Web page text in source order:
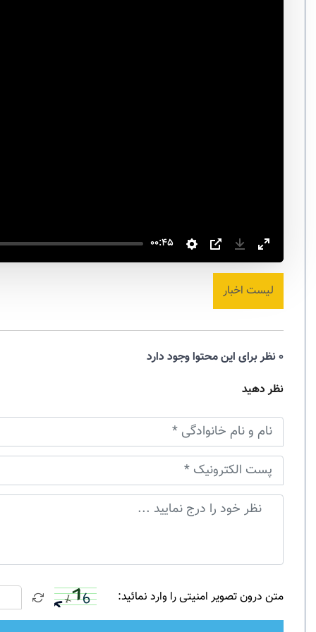
00:45
لیست اخبار
0 نظر برای این محتوا وجود دارد
نظر دهید
متن درون تصویر امنیتی را وارد نمائید: